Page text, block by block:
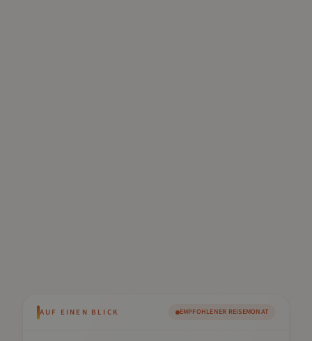
AUF EINEN BLICK EMPFOHLENER REISEMONAT